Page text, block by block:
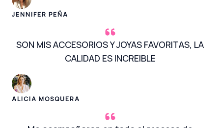
JENNIFER PEÑA
SON MIS ACCESORIOS Y JOYAS FAVORITAS, LA
CALIDAD ES INCREIBLE
ALICIA MOSQUERA